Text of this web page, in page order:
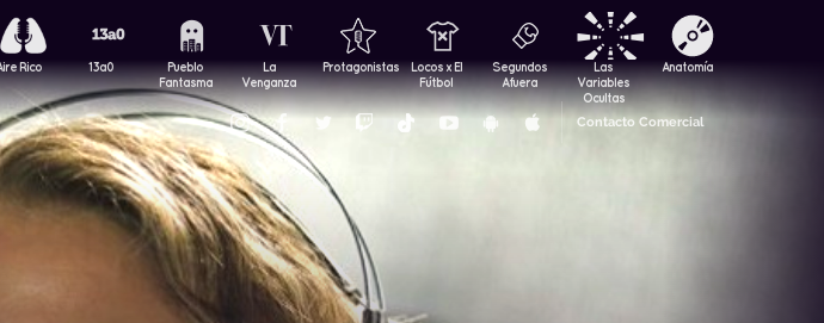
Rico 13a0
Pueblo
Fantasma
La
Venganza
Protagonistas
Locos x El
Fútbol
Segundos
Afuera
Las
Variables
Ocultas
Anatomía
Contacto Comercial